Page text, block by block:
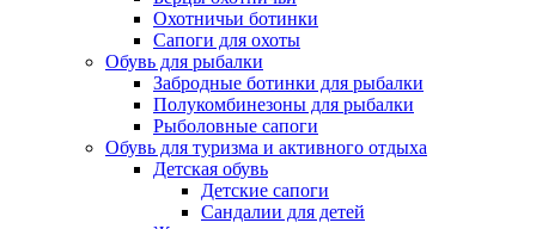
Охотничьи ботинки
Сапоги для охоты
Обувь для рыбалки
Забродные ботинки для рыбалки
Полукомбинезоны для рыбалки
Рыболовные сапоги
Обувь для туризма и активного отдыха
Детская обувь
Детские сапоги
Сандалии для детей